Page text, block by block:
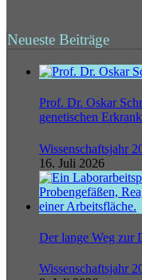
Neueste Beiträge
Prof. Dr. Oskar
genetischen
Wissenschaftsjahr
16. Juli 2026
Der lange Weg zur
Wissenschaftsjahr